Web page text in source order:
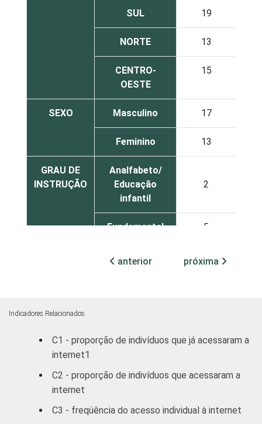
SUL 19
NORTE 13
CENTRO-
OESTE
15
SEXO Masculino 17
Feminino 13
GRAU DE
INSTRUÇÃO
Analfabeto/
Educação
infantil
2
Fundamental 5
Médio 14
FAIXA
anos
anos
21
anterior próxima
Indicadores Relacionados
C1 - proporção de indivíduos que já acessaram a
internet1
C2 - proporção de indivíduos que acessaram a
internet
C3 - freqüência do acesso individual à internet